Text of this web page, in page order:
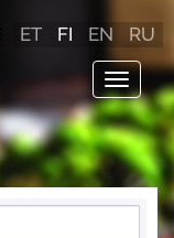
Toggle
ET FI EN RU